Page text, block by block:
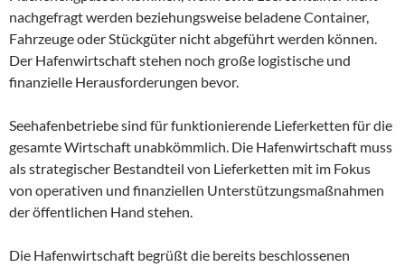
nachgefragt werden beziehungsweise beladene Container,
Fahrzeuge oder Stückgüter nicht abgeführt werden können.
Der Hafenwirtschaft stehen noch große logistische und
finanzielle Herausforderungen bevor.
Seehafenbetriebe sind für funktionierende Lieferketten für die
gesamte Wirtschaft unabkömmlich. Die Hafenwirtschaft muss
als strategischer Bestandteil von Lieferketten mit im Fokus
von operativen und finanziellen Unterstützungsmaßnahmen
der öffentlichen Hand stehen.
Die Hafenwirtschaft begrüßt die bereits beschlossenen